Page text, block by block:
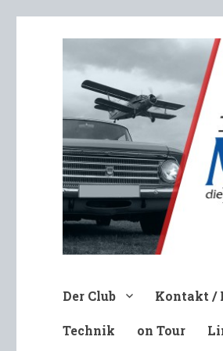
Trabant-Club
Der Club Kontakt /
Technik on Tour